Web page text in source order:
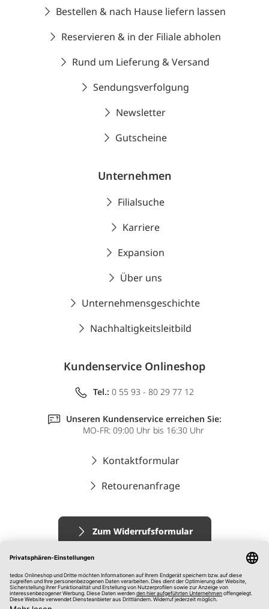
Bestellen & nach Hause liefern lassen
Reservieren & in der Filiale abholen
Rund um Lieferung & Versand
Sendungsverfolgung
Newsletter
Gutscheine
Unternehmen
Filialsuche
Karriere
Expansion
Über uns
Unternehmensgeschichte
Nachhaltigkeitsleitbild
Kundenservice Onlineshop
Tel.: 0 55 93 - 80 29 77 12
Unseren Kundenservice erreichen Sie:
MO-FR: 09:00 Uhr bis 16:30 Uhr
Kontaktformular
Retourenanfrage
Zum Widerrufsformular
Impressum
AGB